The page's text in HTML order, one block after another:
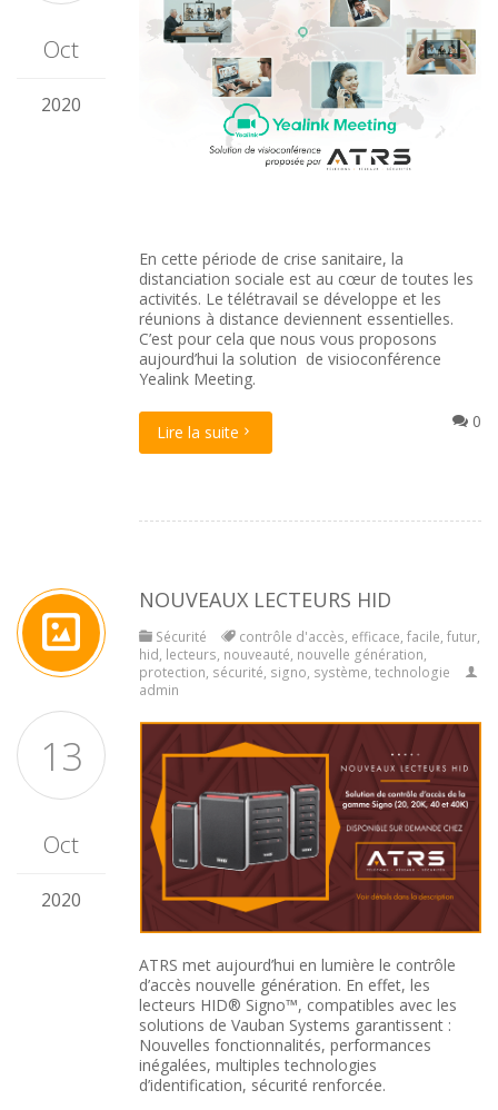
Oct
2020
En cette période de crise sanitaire, la
distanciation sociale est au cœur de toutes les
activités. Le télétravail se développe et les
réunions à distance deviennent essentielles.
C’est pour cela que nous vous proposons
aujourd’hui la solution de visioconférence
Yealink Meeting.
0
Lire la suite
13
Oct
2020
NOUVEAUX LECTEURS HID
Sécurité contrôle d'accès, efficace, facile, futur,
hid, lecteurs, nouveauté, nouvelle génération,
protection, sécurité, signo, système, technologie
admin
ATRS met aujourd’hui en lumière le contrôle
d’accès nouvelle génération. En effet, les
lecteurs HID® Signo™, compatibles avec les
solutions de Vauban Systems garantissent :
Nouvelles fonctionnalités, performances
inégalées, multiples technologies
d’identification, sécurité renforcée.